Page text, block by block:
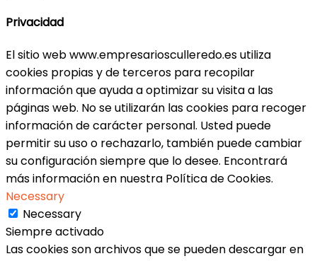
Privacidad
El sitio web www.empresariosculleredo.es utiliza
cookies propias y de terceros para recopilar
información que ayuda a optimizar su visita a las
páginas web. No se utilizarán las cookies para recoger
información de carácter personal. Usted puede
permitir su uso o rechazarlo, también puede cambiar
su configuración siempre que lo desee. Encontrará
más información en nuestra Política de Cookies.
Necessary
Necessary
Siempre activado
Las cookies son archivos que se pueden descargar en